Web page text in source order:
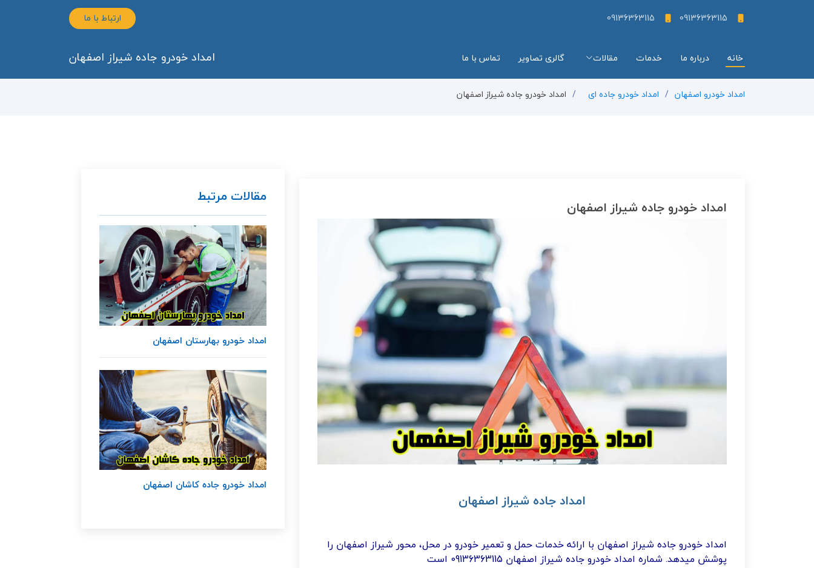
09136363115
09136363115 ارتباط با ما
خانه درباره ما خدمات مقالات گالری تصاویر تماس با ما امداد خودرو جاده شیراز اصفهان
امداد خودرو اصفهان امداد خودرو جاده ای امداد خودرو جاده شیراز اصفهان
امداد خودرو جاده شیراز اصفهان
امداد جاده شیراز اصفهان
امداد خودرو جاده شیراز اصفهان با ارائه خدمات حمل و تعمیر خودرو در محل، محور شیراز اصفهان را
پوشش میدهد. شماره امداد خودرو جاده شیراز اصفهان 09136363115 است
مقالات مرتبط
امداد خودرو بهارستان اصفهان
امداد خودرو جاده کاشان اصفهان